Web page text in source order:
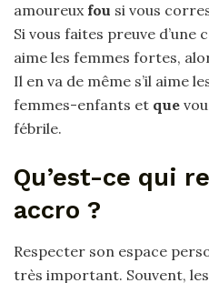
amoureux fou si vous
Si vous faites preuve
aime les femmes fortes,
Il en va de même s’il aime
femmes-enfants et que
fébrile.
Qu’est-ce qui
accro ?
Respecter son espace
très important. Souvent, les